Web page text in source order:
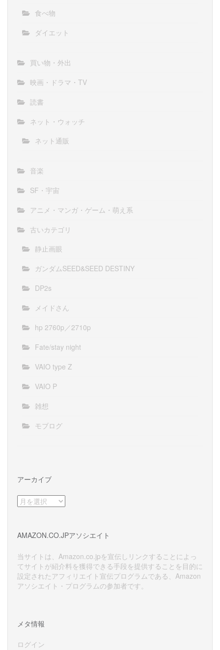
食べ物
ダイエット
買い物・外出
映画・ドラマ・TV
読書
ネット・ウォッチ
ネット通販
音楽
SF・宇宙
アニメ・マンガ・ゲーム・萌え系
古いカテゴリ
静止画眼
ガンダムSEED&SEED DESTINY
DP2s
メイドさん
hp 2760p／2710p
Fate/stay night
VAIO type Z
VAIO P
雑想
モブログ
アーカイブ
ア
ー
ブ
AMAZON.CO.JPアソシエイト
当サイトは、Amazon.co.jpを宣伝しリンクすることによっ
てサイトが紹介料を獲得できる手段を提供することを目的に
設定されたアフィリエイト宣伝プログラムである、Amazon
アソシエイト・プログラムの参加者です。
メタ情報
ログイン